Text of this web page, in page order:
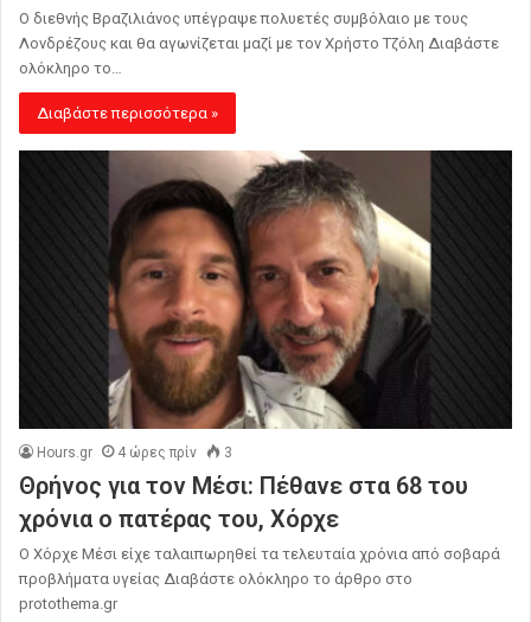
Ο διεθνής Βραζιλιάνος υπέγραψε πολυετές συμβόλαιο με τους
Λονδρέζους και θα αγωνίζεται μαζί με τον Χρήστο Τζόλη Διαβάστε
ολόκληρο το…
Διαβάστε περισσότερα »
Hours.gr 4 ώρες πρίν 3
Θρήνος για τον Μέσι: Πέθανε στα 68 του
χρόνια ο πατέρας του, Χόρχε
Ο Χόρχε Μέσι είχε ταλαιπωρηθεί τα τελευταία χρόνια από σοβαρά
προβλήματα υγείας Διαβάστε ολόκληρο το άρθρο στο
protothema.gr